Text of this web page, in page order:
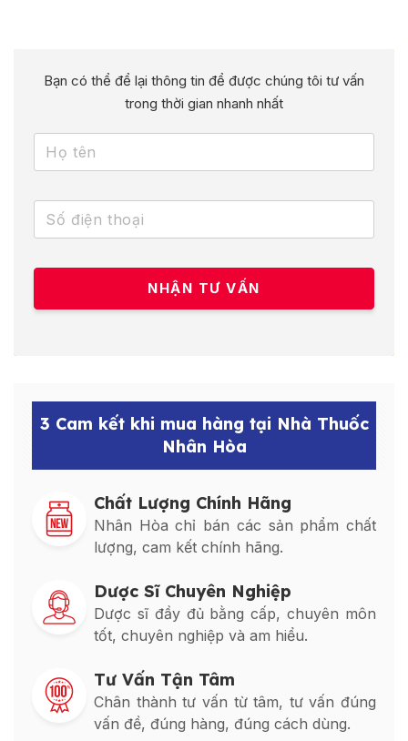
Bạn có thể để lại thông tin để được chúng tôi tư vấn
trong thời gian nhanh nhất
3 Cam kết khi mua hàng tại Nhà Thuốc
Nhân Hòa
Chất Lượng Chính Hãng
Nhân Hòa chỉ bán các sản phẩm chất
lượng, cam kết chính hãng.
Dược Sĩ Chuyên Nghiệp
Dược sĩ đầy đủ bằng cấp, chuyên môn
tốt, chuyên nghiệp và am hiểu.
Tư Vấn Tận Tâm
Chân thành tư vấn từ tâm, tư vấn đúng
vấn đề, đúng hàng, đúng cách dùng.